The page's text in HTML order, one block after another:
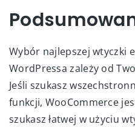
Wybór najlepszej wtyczki
WordPressa zależy od
Jeśli szukasz
funkcji, WooCommerce
szukasz łatwej w użyciu